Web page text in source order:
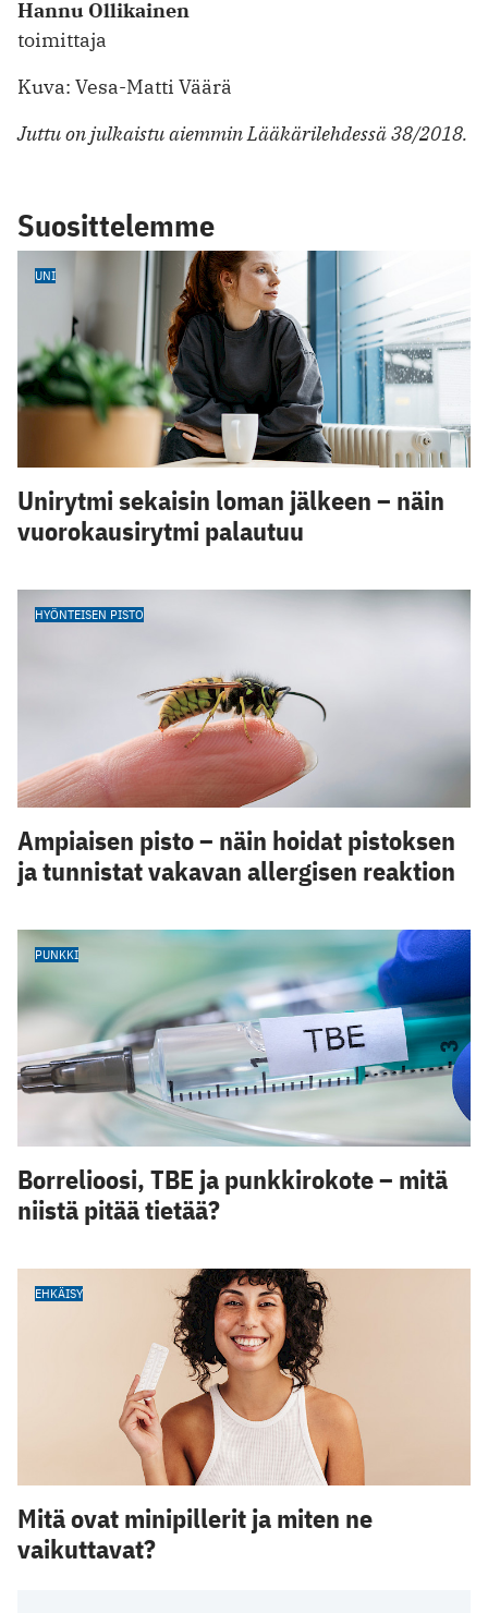
Hannu Ollikainen
toimittaja
Kuva: Vesa-Matti Väärä
Juttu on julkaistu aiemmin Lääkärilehdessä 38/2018.
Suosittelemme
UNI
Unirytmi sekaisin loman jälkeen – näin
vuorokausirytmi palautuu
HYÖNTEISEN PISTO
Ampiaisen pisto – näin hoidat pistoksen
ja tunnistat vakavan allergisen reaktion
PUNKKI
Borrelioosi, TBE ja punkkirokote – mitä
niistä pitää tietää?
EHKÄISY
Mitä ovat minipillerit ja miten ne
vaikuttavat?